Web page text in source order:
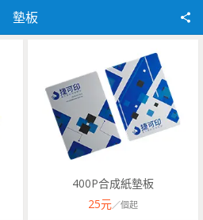
墊板
400P合成紙墊板
25元／個起